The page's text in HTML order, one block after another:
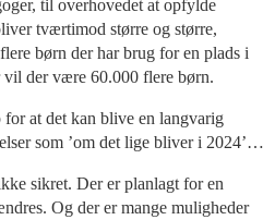
til overhovedet at opfylde
tværtimod større og større,
børn der har brug for en plads i
vil der være 60.000 flere børn.
at det kan blive en langvarig
som ’om det lige bliver i 2024’…
sikret. Der er planlagt for en
Og der er mange muligheder